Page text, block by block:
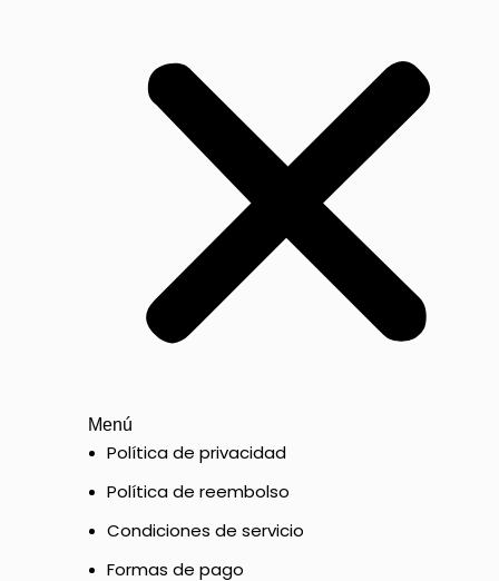
Menú
Política de privacidad
Política de reembolso
Condiciones de servicio
Formas de pago